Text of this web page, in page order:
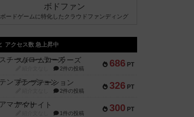
ボドファン
ボードゲームに特化したクラウドファンディング
アクセス数 急上昇中
686 PT
スチームローラーズ
2件の投稿
326 PT
テンプテーション
2件の投稿
300 PT
アマナイト
1件の投稿